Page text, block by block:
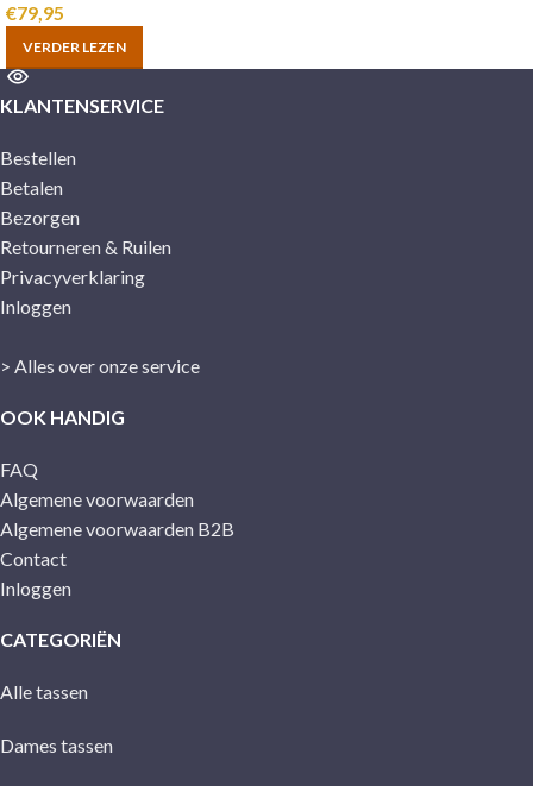
€79,95
VERDER LEZEN
KLANTENSERVICE
Bestellen
Betalen
Bezorgen
Retourneren & Ruilen
Privacyverklaring
Inloggen
> Alles over onze service
OOK HANDIG
FAQ
Algemene voorwaarden
Algemene voorwaarden B2B
Contact
Inloggen
CATEGORIËN
Alle tassen
Dames tassen